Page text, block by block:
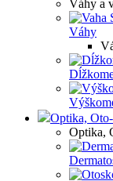
Váhy a
Váhy
Optika,
Optika,